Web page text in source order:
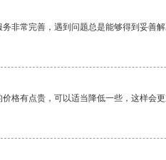
非常完善，遇到问题总是能够得到妥善解
格有点贵，可以适当降低一些，这样会更